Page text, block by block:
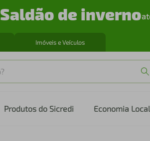
Saldão de inverno
Imóveis e Veículos
Produtos do Sicredi Economia Local